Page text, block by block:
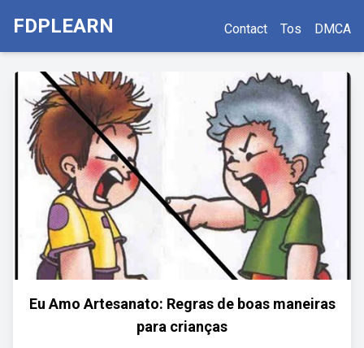
FDPLEARN Contact Tos DMCA
Eu Amo Artesanato: Regras de boas maneiras
para crianças